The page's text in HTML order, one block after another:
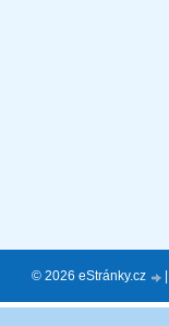
© 2026 eStránky.cz